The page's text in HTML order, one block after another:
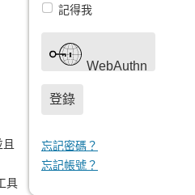
具
記得我
WebAuthn
登錄
忘記密碼？
忘記帳號？